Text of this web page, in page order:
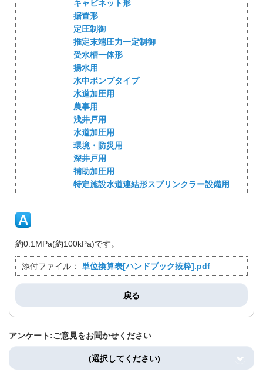
キャビネット形
据置形
定圧制御
推定末端圧力一定制御
受水槽一体形
揚水用
水中ポンプタイプ
水道加圧用
農事用
浅井戸用
水道加圧用
環境・防災用
深井戸用
補助加圧用
特定施設水道連結形スプリンクラー設備用
約0.1MPa(約100kPa)です。
添付ファイル： 単位換算表[ハンドブック抜粋].pdf
戻る
アンケート:ご意見をお聞かせください
(選択してください)